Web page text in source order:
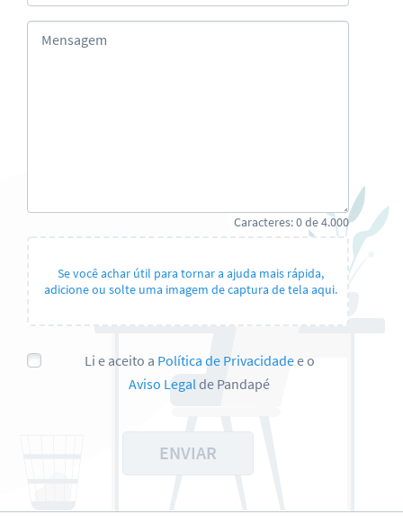
Mensagem
Caracteres:0de4.000
Se você achar útil para tornar a ajuda mais rápida,
adicione ou solte uma imagem de captura de tela aqui.
Li e aceito a Política de Privacidadee o
Aviso Legalde Pandapé
ENVIAR